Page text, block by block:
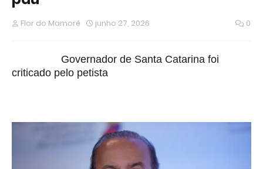
Flor do Mamoré junho 27, 2026 0
Governador de Santa Catarina foi
criticado pelo petista